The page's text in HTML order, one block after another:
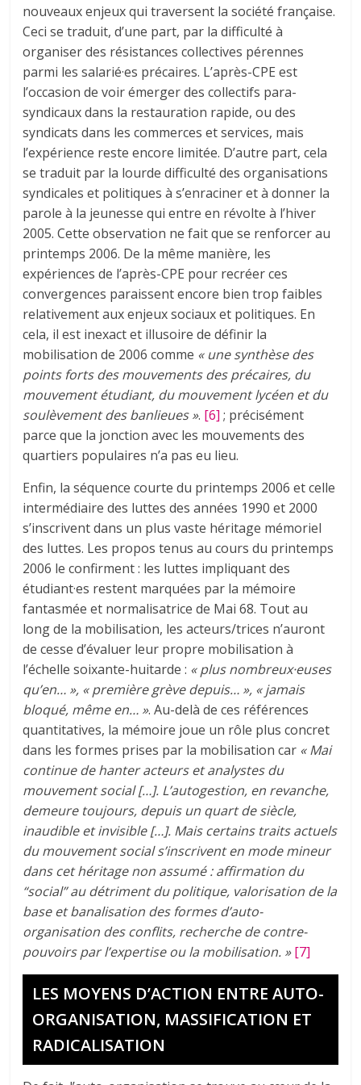
nouveaux enjeux qui traversent la société française.
Ceci se traduit, d’une part, par la difficulté à
organiser des résistances collectives pérennes
parmi les salarié·es précaires. L’après-CPE est
l’occasion de voir émerger des collectifs para-
syndicaux dans la restauration rapide, ou des
syndicats dans les commerces et services, mais
l’expérience reste encore limitée. D’autre part, cela
se traduit par la lourde difficulté des organisations
syndicales et politiques à s’enraciner et à donner la
parole à la jeunesse qui entre en révolte à l’hiver
2005. Cette observation ne fait que se renforcer au
printemps 2006. De la même manière, les
expériences de l’après-CPE pour recréer ces
convergences paraissent encore bien trop faibles
relativement aux enjeux sociaux et politiques. En
cela, il est inexact et illusoire de définir la
mobilisation de 2006 comme « une synthèse des
points forts des mouvements des précaires, du
mouvement étudiant, du mouvement lycéen et du
soulèvement des banlieues». [6] ; précisément
parce que la jonction avec les mouvements des
quartiers populaires n’a pas eu lieu.
Enfin, la séquence courte du printemps 2006 et celle
intermédiaire des luttes des années 1990 et 2000
s’inscrivent dans un plus vaste héritage mémoriel
des luttes. Les propos tenus au cours du printemps
2006 le confirment : les luttes impliquant des
étudiant·es restent marquées par la mémoire
fantasmée et normalisatrice de Mai 68. Tout au
long de la mobilisation, les acteurs/trices n’auront
de cesse d’évaluer leur propre mobilisation à
l’échelle soixante-huitarde : « plus nombreux·euses
qu’en… », « première grève depuis… », « jamais
bloqué, même en… ». Au-delà de ces références
quantitatives, la mémoire joue un rôle plus concret
dans les formes prises par la mobilisation car « Mai
continue de hanter acteurs et analystes du
mouvement social […]. L’autogestion, en revanche,
demeure toujours, depuis un quart de siècle,
inaudible et invisible […]. Mais certains traits actuels
du mouvement social s’inscrivent en mode mineur
dans cet héritage non assumé : affirmation du
“social” au détriment du politique, valorisation de la
base et banalisation des formes d’auto-
organisation des conflits, recherche de contre-
pouvoirs par l’expertise ou la mobilisation. » [7]
LES MOYENS D’ACTION ENTRE AUTO-
ORGANISATION, MASSIFICATION ET
RADICALISATION